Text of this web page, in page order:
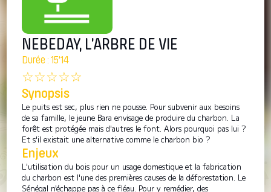
NEBEDAY, L’ARBRE DE VIE
Durée : 15'14
☆☆☆☆☆
Synopsis
Le puits est sec, plus rien ne pousse. Pour subvenir aux besoins
de sa famille, le jeune Bara envisage de produire du charbon. La
forêt est protégée mais d'autres le font. Alors pourquoi pas lui ?
Et s'il existait une alternative comme le charbon bio ?
Enjeux
L'utilisation du bois pour un usage domestique et la fabrication
du charbon est l'une des premières causes de la déforestation. Le
Sénégal n'échappe pas à ce fléau. Pour y remédier, des